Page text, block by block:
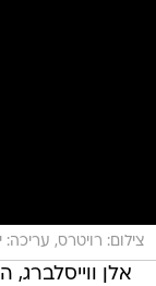
צילום: רויטרס, עריכה:
אלן